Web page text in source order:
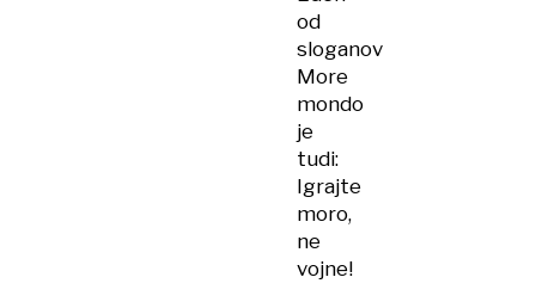
od
sloganov
More
mondo
je
tudi:
Igrajte
moro,
ne
vojne!